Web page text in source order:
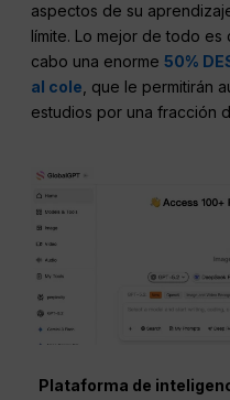
aspectos de su
límite. Lo mejor de todo es
cabo una enorme50%
al cole , que le permitirán
estudios por una fracción
Plataforma de